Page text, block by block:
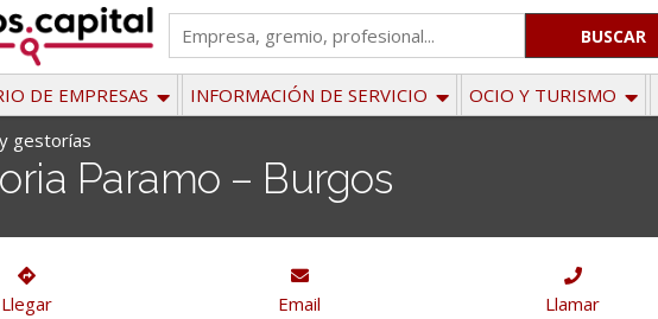
.
__('Search
for:')
'
DE EMPRESAS INFORMACIÓN DE SERVICIO OCIO Y TURISMO
gestorías
Paramo – Burgos
Llegar Email Llamar